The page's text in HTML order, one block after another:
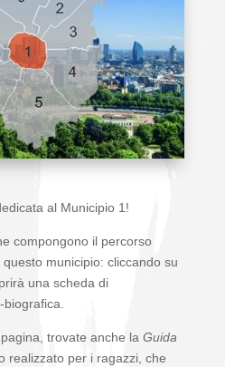
al Municipio 1!
compongono il percorso
municipio: cliccando su
una scheda di
trovate anche la Guida
realizzato per i ragazzi, che